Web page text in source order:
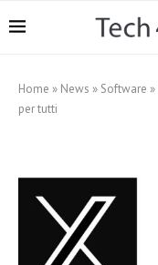
Home » News » Software »
per tutti